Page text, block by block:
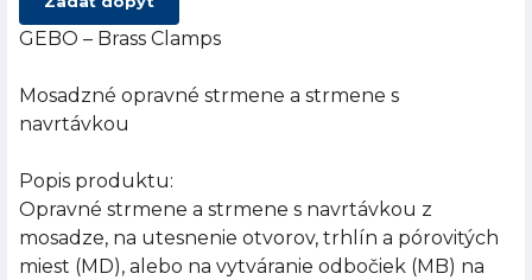
GEBO – Brass Clamps
Mosadzné opravné strmene a strmene s
navrtávkou
Popis produktu:
Opravné strmene a strmene s navrtávkou z
mosadze, na utesnenie otvorov, trhlín a pórovitých
miest (MD), alebo na vytváranie odbočiek (MB) na